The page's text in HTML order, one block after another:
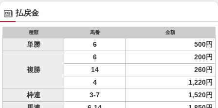
払戻金
種類 馬番 金額
単勝 6 500円
複勝
6
200円
14
260円
4
1,220円
枠連
3-7
1,520円